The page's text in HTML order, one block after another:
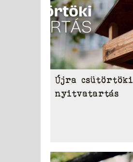
Újra csütörtöki
nyitvatartás